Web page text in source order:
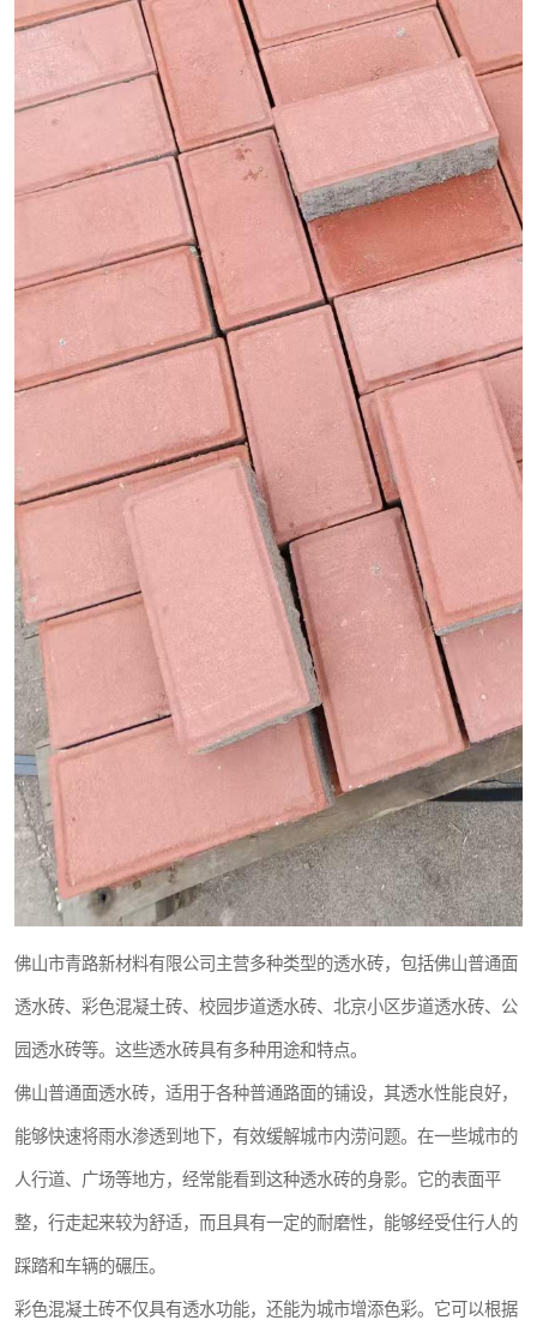
佛山市青路新材料有限公司主营多种类型的透水砖，包括佛山普通面
透水砖、彩色混凝土砖、校园步道透水砖、北京小区步道透水砖、公
园透水砖等。这些透水砖具有多种用途和特点。
佛山普通面透水砖，适用于各种普通路面的铺设，其透水性能良好，
能够快速将雨水渗透到地下，有效缓解城市内涝问题。在一些城市的
人行道、广场等地方，经常能看到这种透水砖的身影。它的表面平
整，行走起来较为舒适，而且具有一定的耐磨性，能够经受住行人的
踩踏和车辆的碾压。
彩色混凝土砖不仅具有透水功能，还能为城市增添色彩。它可以根据